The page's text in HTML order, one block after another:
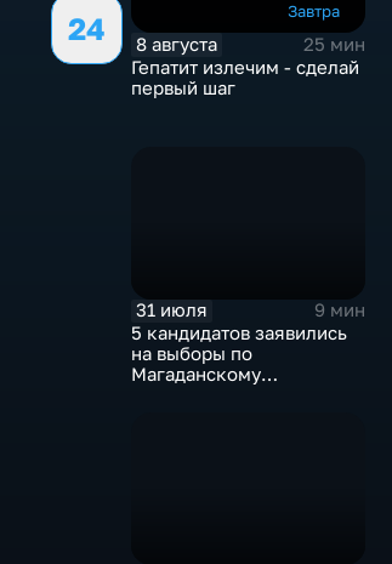
24
Завтра
8 августа
25 мин
Гепатит излечим - сделай
первый шаг
31 июля
9 мин
5 кандидатов заявились
на выборы по
Магаданскому